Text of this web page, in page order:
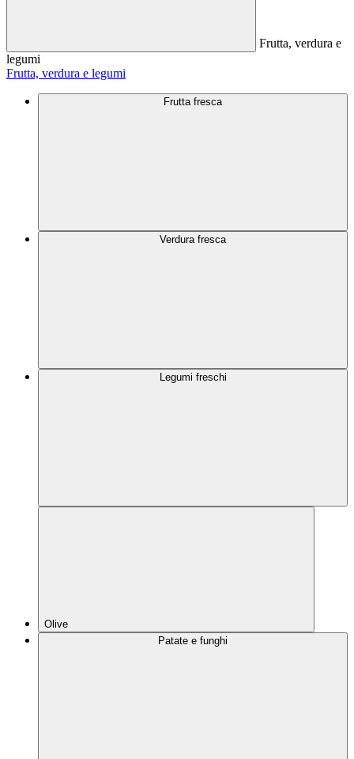
Frutta, verdura e
legumi
Frutta, verdura e legumi
Frutta fresca
Verdura fresca
Legumi freschi
Olive
Patate e funghi